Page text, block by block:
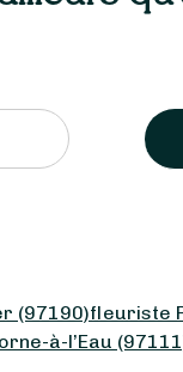
(97190)fleuriste
à-l’Eau